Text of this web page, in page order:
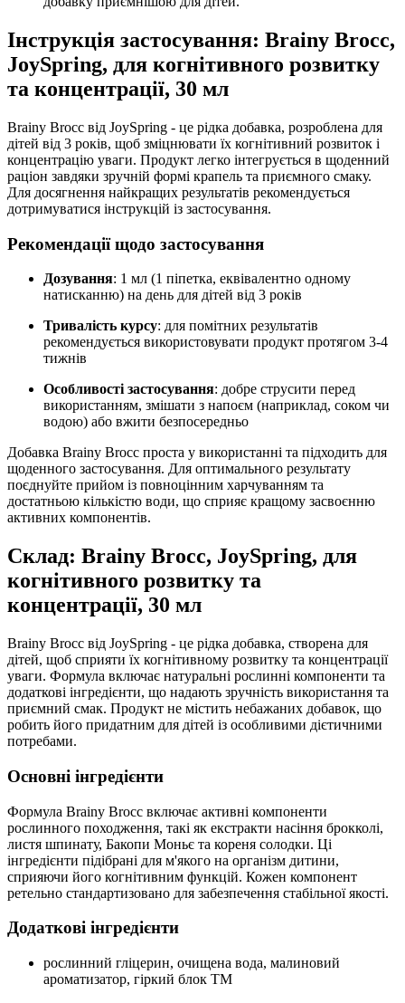
Інструкція застосування: Brainy Brocc,
JoySpring, для когнітивного розвитку
та концентрації, 30 мл
Brainy Brocc від JoySpring - це рідка добавка, розроблена для
дітей від 3 років, щоб зміцнювати їх когнітивний розвиток і
концентрацію уваги. Продукт легко інтегрується в щоденний
раціон завдяки зручній формі крапель та приємного смаку.
Для досягнення найкращих результатів рекомендується
дотримуватися інструкцій із застосування.
Рекомендації щодо застосування
Дозування: 1 мл (1 піпетка, еквівалентно одному
натисканню) на день для дітей від 3 років
Тривалість курсу: для помітних результатів
рекомендується використовувати продукт протягом 3-4
тижнів
Особливості застосування: добре струсити перед
використанням, змішати з напоєм (наприклад, соком чи
водою) або вжити безпосередньо
Добавка Brainy Brocc проста у використанні та підходить для
щоденного застосування. Для оптимального результату
поєднуйте прийом із повноцінним харчуванням та
достатньою кількістю води, що сприяє кращому засвоєнню
активних компонентів.
Склад: Brainy Brocc, JoySpring, для
когнітивного розвитку та
концентрації, 30 мл
Brainy Brocc від JoySpring - це рідка добавка, створена для
дітей, щоб сприяти їх когнітивному розвитку та концентрації
уваги. Формула включає натуральні рослинні компоненти та
додаткові інгредієнти, що надають зручність використання та
приємний смак. Продукт не містить небажаних добавок, що
робить його придатним для дітей із особливими дієтичними
потребами.
Основні інгредієнти
Формула Brainy Brocc включає активні компоненти
рослинного походження, такі як екстракти насіння брокколі,
листя шпинату, Бакопи Моньє та кореня солодки. Ці
інгредієнти підібрані для м'якого на організм дитини,
сприяючи його когнітивним функцій. Кожен компонент
ретельно стандартизовано для забезпечення стабільної якості.
Додаткові інгредієнти
рослинний гліцерин, очищена вода, малиновий
ароматизатор, гіркий блок TM